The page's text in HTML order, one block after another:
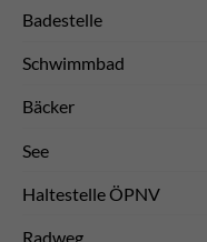
Badestelle
Schwimmbad
Bäcker
See
Haltestelle ÖPNV
Radweg